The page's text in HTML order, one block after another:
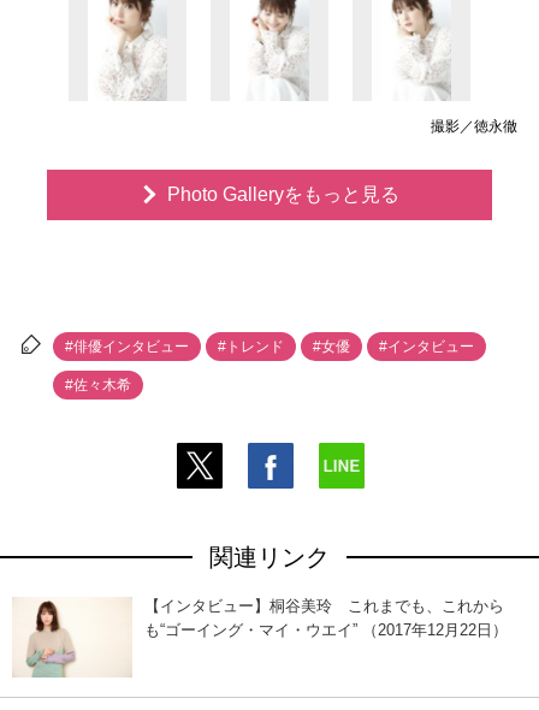
撮影／徳永徹
Photo Galleryをもっと見る
#俳優インタビュー #トレンド #女優 #インタビュー
#佐々木希
関連リンク
【インタビュー】桐谷美玲 これまでも、これから
も“ゴーイング・マイ・ウエイ” （2017年12月22日）